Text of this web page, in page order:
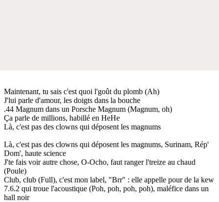
Maintenant, tu sais c'est quoi l'goût du plomb (Ah)
J'lui parle d'amour, les doigts dans la bouche
.44 Magnum dans un Porsche Magnum (Magnum, oh)
Ça parle de millions, habillé en HeHe
Là, c'est pas des clowns qui déposent les magnums
Là, c'est pas des clowns qui déposent les magnums, Surinam, Rép'
Dom', haute science
J'te fais voir autre chose, O-Ocho, faut ranger l'treize au chaud
(Poule)
Club, club (Full), c'est mon label, "Brr" : elle appelle pour de la kew
7.6.2 qui troue l'acoustique (Poh, poh, poh, poh), maléfice dans un
hall noir